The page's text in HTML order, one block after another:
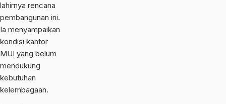
lahirnya rencana
pembangunan ini.
Ia menyampaikan
kondisi kantor
MUI yang belum
mendukung
kebutuhan
kelembagaan.